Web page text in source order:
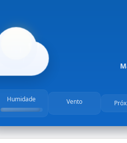
Humidade Vento